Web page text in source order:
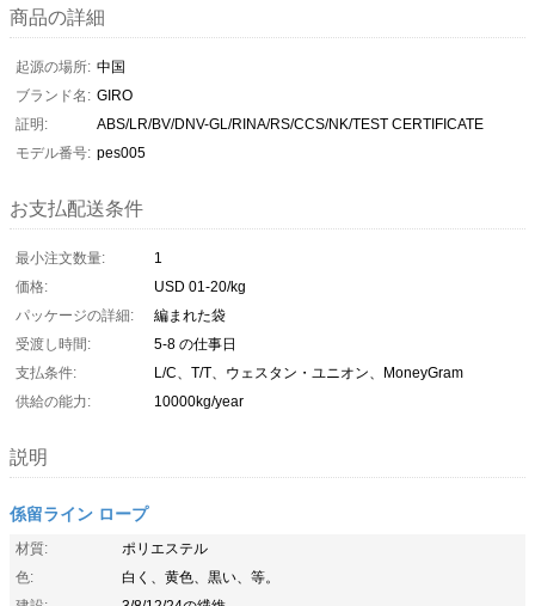
商品の詳細
起源の場所: 中国
ブランド名: GIRO
証明:
ABS/LR/BV/DNV-GL/RINA/RS/CCS/NK/TEST CERTIFICATE
モデル番号: pes005
お支払配送条件
最小注文数量:
1
価格:
USD 01-20/kg
パッケージの詳細:
編まれた袋
受渡し時間:
5-8 の仕事日
支払条件:
L/C、T/T、ウェスタン・ユニオン、MoneyGram
供給の能力:
10000kg/year
説明
係留ライン ロープ
材質:
ポリエステル
色:
白く、黄色、黒い、等。